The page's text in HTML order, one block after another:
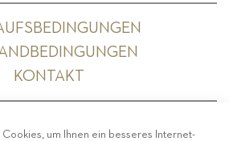
KONTAKT
um Ihnen ein besseres Internet-